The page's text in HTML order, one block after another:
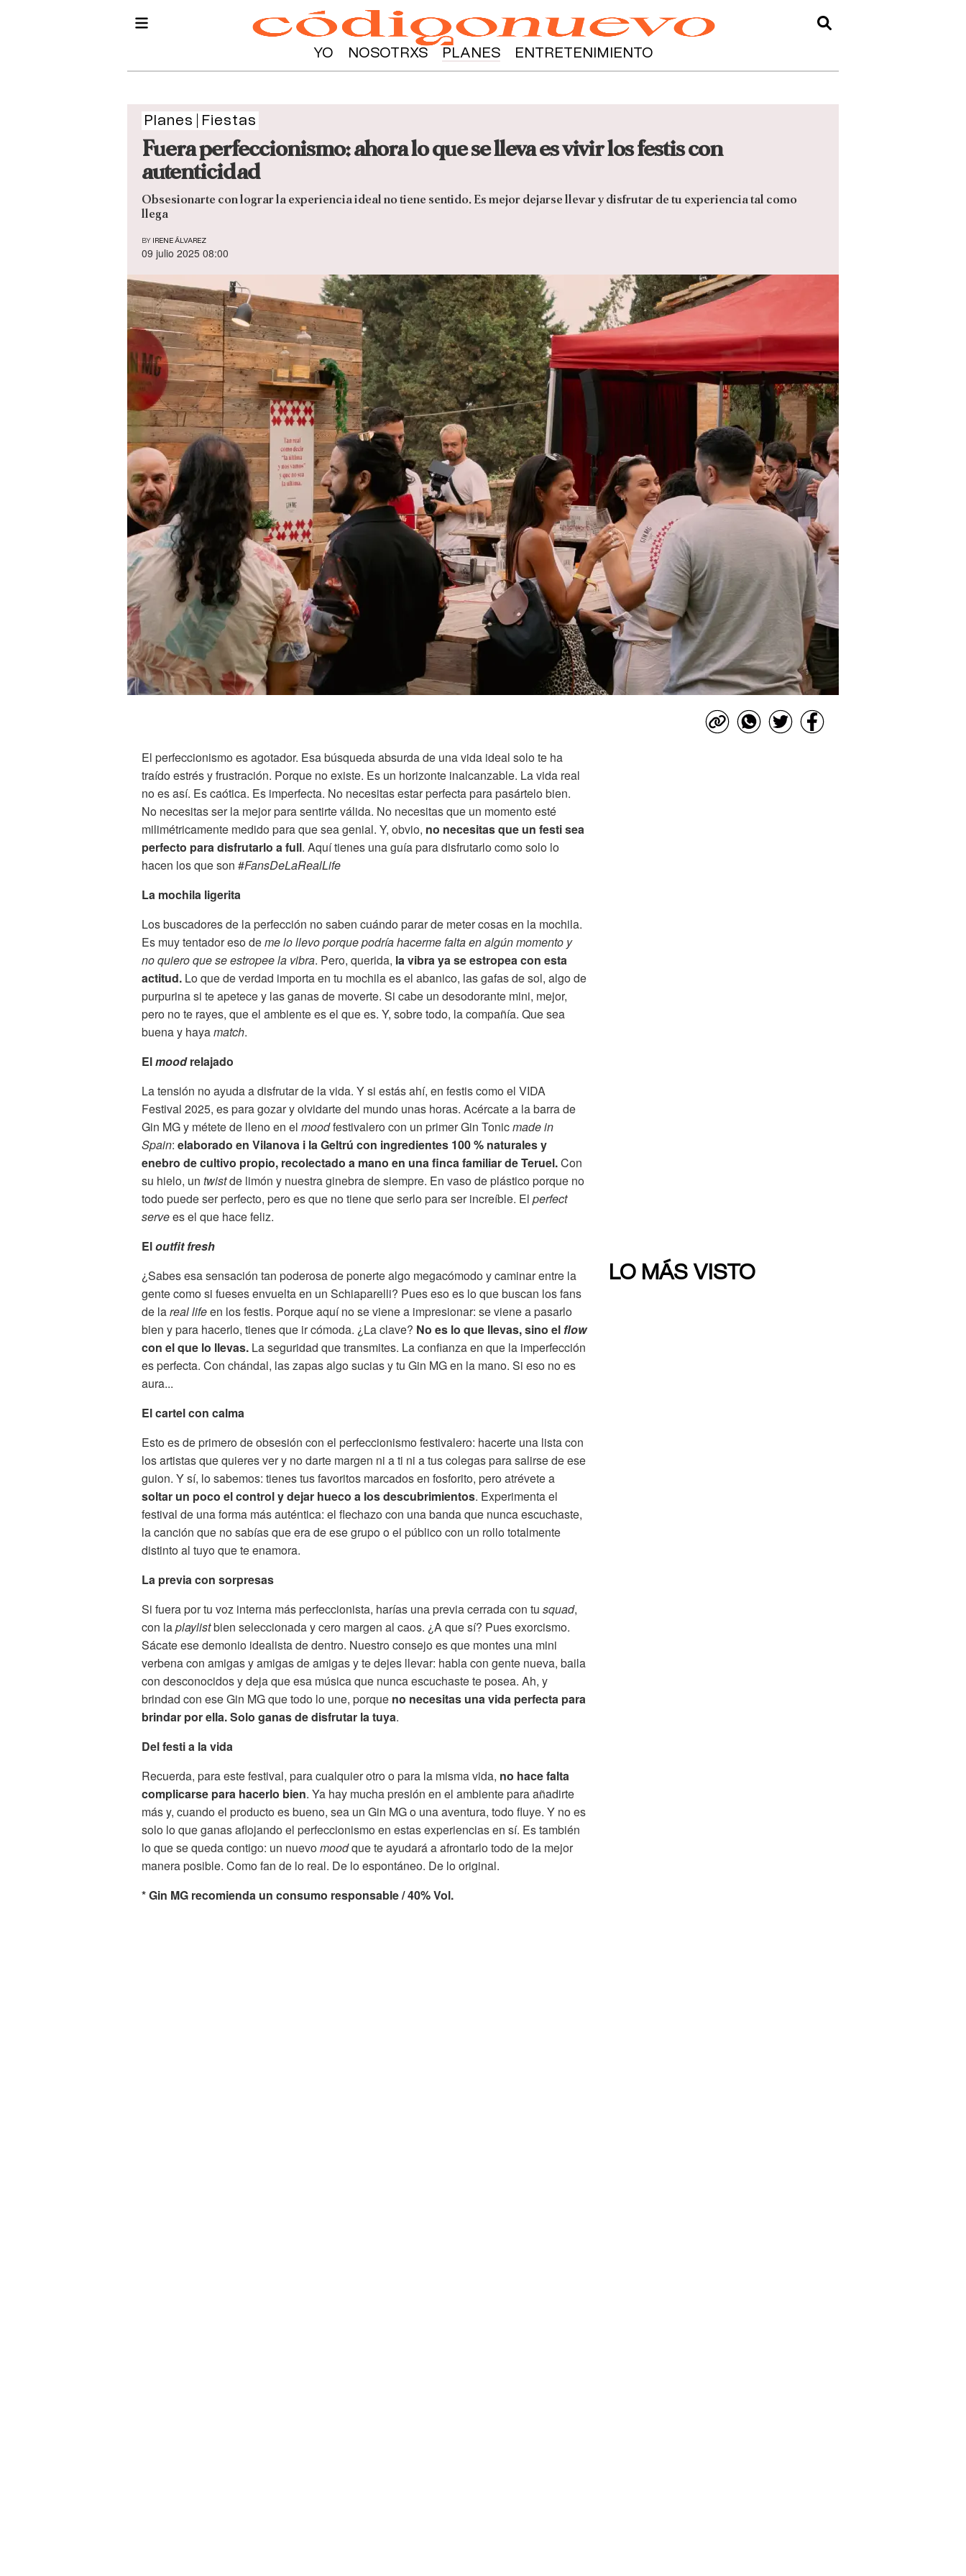
YO NOSOTRXS PLANES ENTRETENIMIENTO
Planes Fiestas
Fuera perfeccionismo: ahora lo que se lleva es vivir los festis con
autenticidad
Obsesionarte con lograr la experiencia ideal no tiene sentido. Es mejor dejarse llevar y disfrutar de tu experiencia tal como
llega
BY IRENE ÁLVAREZ
09 julio 2025 08:00
El perfeccionismo es agotador. Esa búsqueda absurda de una vida ideal solo te ha
traído estrés y frustración. Porque no existe. Es un horizonte inalcanzable. La vida real
no es así. Es caótica. Es imperfecta. No necesitas estar perfecta para pasártelo bien.
No necesitas ser la mejor para sentirte válida. No necesitas que un momento esté
milimétricamente medido para que sea genial. Y, obvio, no necesitas que un festi sea
perfecto para disfrutarlo a full. Aquí tienes una guía para disfrutarlo como solo lo
hacen los que son #FansDeLaRealLife
La mochila ligerita
Los buscadores de la perfección no saben cuándo parar de meter cosas en la mochila.
Es muy tentador eso deme lo llevo porque podría hacerme falta en algún momento y
no quiero que se estropee la vibra. Pero, querida, la vibra ya se estropea con esta
actitud. Lo que de verdad importa en tu mochila es el abanico, las gafas de sol, algo de
purpurina si te apetece y las ganas de moverte. Si cabe un desodorante mini, mejor,
pero no te rayes, que el ambiente es el que es. Y, sobre todo, la compañía. Que sea
buena y hayamatch.
Elmoodrelajado
La tensión no ayuda a disfrutar de la vida. Y si estás ahí, en festis como el VIDA
Festival 2025, es para gozar y olvidarte del mundo unas horas. Acércate a la barra de
Gin MG y métete de lleno en el moodfestivalero con un primer Gin Tonicmade in
Spain: elaborado en Vilanova i la Geltrú con ingredientes 100 % naturales y
enebro de cultivo propio, recolectado a mano en una finca familiar de Teruel.Con
su hielo, un twistde limón y nuestra ginebra de siempre. En vaso de plástico porque no
todo puede ser perfecto, pero es que no tiene que serlo para ser increíble. El perfect
servees el que hace feliz.
Eloutfit fresh
¿Sabes esa sensación tan poderosa de ponerte algo megacómodo y caminar entre la
gente como si fueses envuelta en un Schiaparelli? Pues eso es lo que buscan los fans
de lareal lifeen los festis. Porque aquí no se viene a impresionar: se viene a pasarlo
bien y para hacerlo, tienes que ir cómoda. ¿La clave? No es lo que llevas, sino el flow
con el que lo llevas. La seguridad que transmites. La confianza en que la imperfección
es perfecta. Con chándal, las zapas algo sucias y tu Gin MG en la mano. Si eso no es
aura...
El cartel con calma
Esto es de primero de obsesión con el perfeccionismo festivalero: hacerte una lista con
los artistas que quieres ver y no darte margen ni a ti ni a tus colegas para salirse de ese
guion. Y sí, lo sabemos: tienes tus favoritos marcados en fosforito, pero atrévete a
soltar un poco el control y dejar hueco a los descubrimientos. Experimenta el
festival de una forma más auténtica: el flechazo con una banda que nunca escuchaste,
la canción que no sabías que era de ese grupo o el público con un rollo totalmente
distinto al tuyo que te enamora.
La previa con sorpresas
Si fuera por tu voz interna más perfeccionista, harías una previa cerrada con tu squad,
con laplaylistbien seleccionada y cero margen al caos. ¿A que sí? Pues exorcismo.
Sácate ese demonio idealista de dentro. Nuestro consejo es que montes una mini
verbena con amigas y amigas de amigas y te dejes llevar: habla con gente nueva, baila
con desconocidos y deja que esa música que nunca escuchaste te posea. Ah, y
brindad con ese Gin MG que todo lo une, porque no necesitas una vida perfecta para
brindar por ella. Solo ganas de disfrutar la tuya.
Del festi a la vida
Recuerda, para este festival, para cualquier otro o para la misma vida, no hace falta
complicarse para hacerlo bien. Ya hay mucha presión en el ambiente para añadirte
más y, cuando el producto es bueno, sea un Gin MG o una aventura, todo fluye. Y no es
solo lo que ganas aflojando el perfeccionismo en estas experiencias en sí. Es también
lo que se queda contigo: un nuevomoodque te ayudará a afrontarlo todo de la mejor
manera posible. Como fan de lo real. De lo espontáneo. De lo original.
* Gin MG recomienda un consumo responsable / 40% Vol.
LO MÁS VISTO